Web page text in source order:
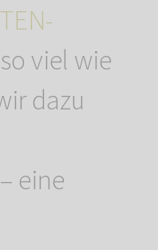
viel wie
dazu
eine